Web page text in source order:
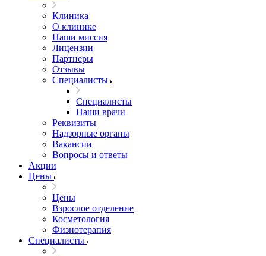
Клиника
О клинике
Наши миссия
Лицензии
Партнеры
Отзывы
Специалисты
Специалисты
Наши врачи
Реквизиты
Надзорные органы
Вакансии
Вопросы и ответы
Акции
Цены
Цены
Взрослое отделение
Косметология
Физиотерапия
Специалисты